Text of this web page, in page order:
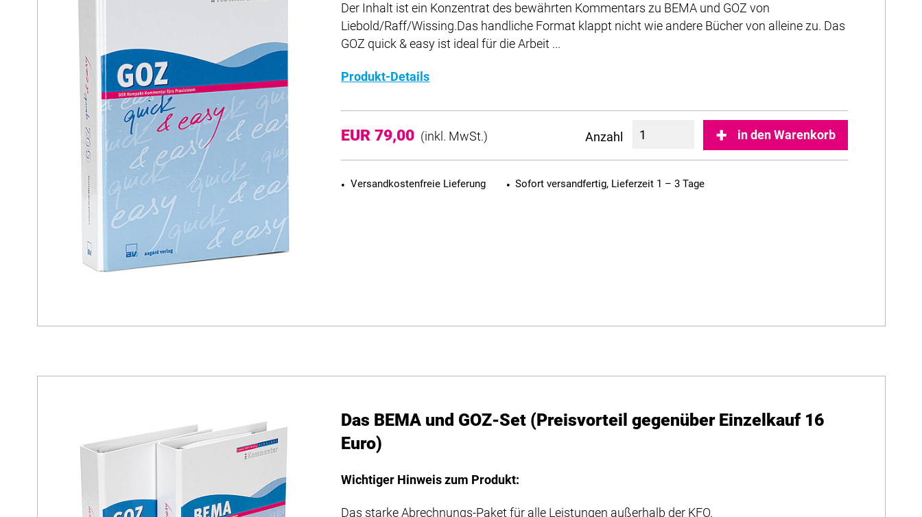
Der Inhalt ist ein Konzentrat des bewährten Kommentars zu BEMA und GOZ von
Liebold/Raff/Wissing.Das handliche Format klappt nicht wie andere Bücher von alleine zu. Das
GOZ quick & easy ist ideal für die Arbeit ...
Produkt-Details
EUR 79,00 (inkl. MwSt.) Anzahl in den Warenkorb
Versandkostenfreie Lieferung Sofort versandfertig, Lieferzeit 1 – 3 Tage
Das BEMA und GOZ-Set (Preisvorteil gegenüber Einzelkauf 16
Euro)
Wichtiger Hinweis zum Produkt:
Das starke Abrechnungs-Paket für alle Leistungen außerhalb der KFO.